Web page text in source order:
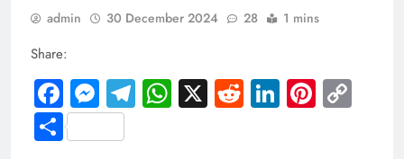
admin 30 December 2024 28 1 mins
Share:
Facebook
Messenger
Telegram
WhatsApp
X RedditLinkedIn
Share